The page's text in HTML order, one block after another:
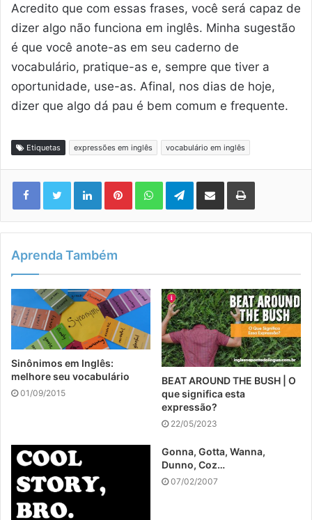
Acredito que com essas frases, você será capaz de
dizer algo não funciona em inglês. Minha sugestão
é que você anote-as em seu caderno de
vocabulário, pratique-as e, sempre que tiver a
oportunidade, use-as. Afinal, nos dias de hoje,
dizer que algo dá pau é bem comum e frequente.
Etiquetas expressões em inglês vocabulário em inglês
LinkedinPinterestWhatsAppTelegram
Compartilhar via e-mail Imprimir
Aprenda Também
Sinônimos em Inglês:
melhore seu vocabulário
01/09/2015
BEAT AROUND THE BUSH | O
que significa esta
expressão?
22/05/2023
Gonna, Gotta, Wanna,
Dunno, Coz…
07/02/2007